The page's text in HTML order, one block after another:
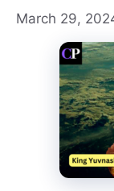
March 29,